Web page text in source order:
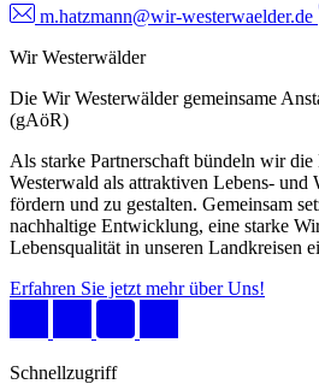
m.hatzmann@wir-westerwaelder.de
Wir Westerwälder
Die Wir Westerwälder gemeinsame
(gAöR)
Als starke Partnerschaft bündeln wir
Westerwald als attraktiven Lebens- und
fördern und zu gestalten. Gemeinsam
nachhaltige Entwicklung, eine starke
Lebensqualität in unseren Landkreisen
Erfahren Sie jetzt mehr über Uns!
Schnellzugriff